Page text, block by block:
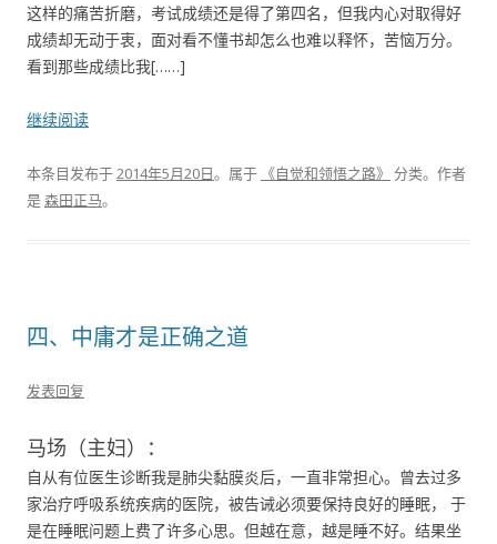
这样的痛苦折磨，考试成绩还是得了第四名，但我内心对取得好
成绩却无动于衷，面对看不懂书却怎么也难以释怀，苦恼万分。
看到那些成绩比我[……]
继续阅读
本条目发布于2014年5月20日。属于 《自觉和领悟之路》 分类。 作者
是森田正马。
四、中庸才是正确之道
发表回复
马场（主妇）：
自从有位医生诊断我是肺尖黏膜炎后，一直非常担心。曾去过多
家治疗呼吸系统疾病的医院，被告诫必须要保持良好的睡眠， 于
是在睡眠问题上费了许多心思。但越在意，越是睡不好。结果坐